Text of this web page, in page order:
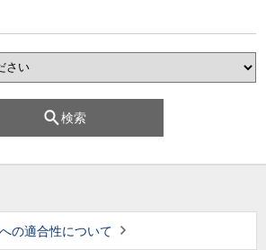
検索
の適合性について